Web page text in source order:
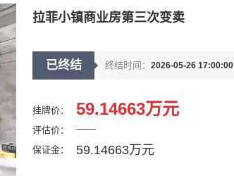
拉菲小镇商业房第三次变卖
已终结 终结时间： 2026-05-26 17:00:00
挂牌价： 59.14663万元
评估价： ——
保证金： 59.14663万元